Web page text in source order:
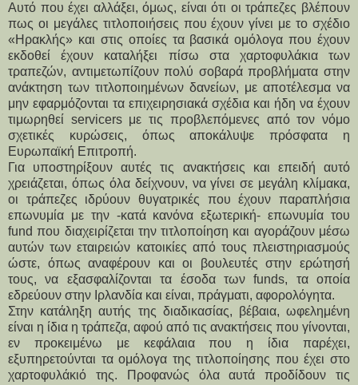
Αυτό που έχει αλλάξει, όμως, είναι ότι οι τράπεζες βλέπουν
πως οι μεγάλες τιτλοποιήσεις που έχουν γίνει με το σχέδιο
«Ηρακλής» και στις οποίες τα βασικά ομόλογα που έχουν
εκδοθεί έχουν καταλήξει πίσω στα χαρτοφυλάκια των
τραπεζών, αντιμετωπίζουν πολύ σοβαρά προβλήματα στην
ανάκτηση των τιτλοποιημένων δανείων, με αποτέλεσμα να
μην εφαρμόζονται τα επιχειρησιακά σχέδια και ήδη να έχουν
τιμωρηθεί servicers με τις προβλεπόμενες από τον νόμο
σχετικές κυρώσεις, όπως αποκάλυψε πρόσφατα η
Ευρωπαϊκή Επιτροπή.
Για υποστηρίξουν αυτές τις ανακτήσεις και επειδή αυτό
χρειάζεται, όπως όλα δείχνουν, να γίνει σε μεγάλη κλίμακα,
οι τράπεζες ιδρύουν θυγατρικές που έχουν παραπλήσια
επωνυμία με την -κατά κανόνα εξωτερική- επωνυμία του
fund που διαχειρίζεται την τιτλοποίηση και αγοράζουν μέσω
αυτών των εταιρειών κατοικίες από τους πλειστηριασμούς
ώστε, όπως αναφέρουν και οι βουλευτές στην ερώτησή
τους, να εξασφαλίζονται τα έσοδα των funds, τα οποία
εδρεύουν στην Ιρλανδία και είναι, πράγματι, αφορολόγητα.
Στην κατάληξη αυτής της διαδικασίας, βέβαια, ωφελημένη
είναι η ίδια η τράπεζα, αφού από τις ανακτήσεις που γίνονται,
εν προκειμένω με κεφάλαια που η ίδια παρέχει,
εξυπηρετούνται τα ομόλογα της τιτλοποίησης που έχει στο
χαρτοφυλάκιό της. Προφανώς όλα αυτά προδίδουν τις